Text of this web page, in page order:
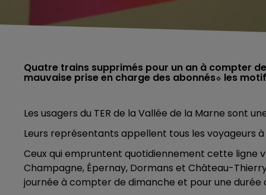
Quatre trains supprimés pour un an à compter
mauvaise prise en charge des abonnés⬦ les
Les usagers du TER de la Vallée de la Marne sont
Leurs représentants appellent tous les voyageurs
Ceux qui empruntent quotidiennement cette ligne
Champagne, Épernay, Dormans et Château-
journée à compter de dimanche et pour une durée